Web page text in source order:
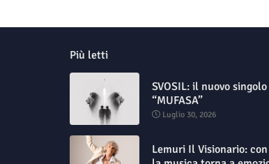
Più letti
SVOSIL: il nuovo singolo
“MUFASA”
Luglio 30, 2026
Lemuri Il Visionario: